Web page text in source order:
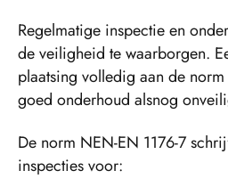
Regelmatige inspectie en
de veiligheid te waarborgen.
plaatsing volledig aan de
goed onderhoud alsnog
De norm NEN-EN 1176-7
inspecties voor: